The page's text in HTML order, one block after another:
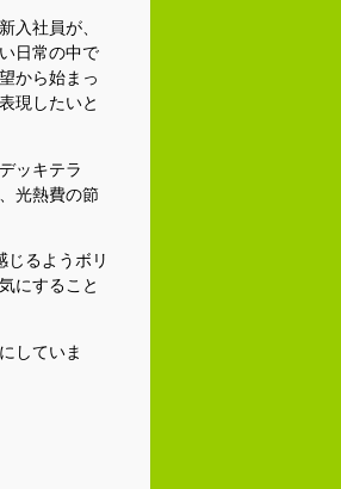
入社員が、
日常の中で
から始まっ
現したいと
ッキテラ
光熱費の節
じるようボリ
にすること
していま